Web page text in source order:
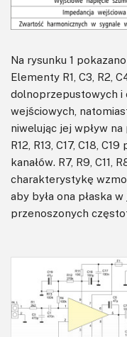
Na rysunku 1
Elementy R1, C3, R2,
dolnoprzepustowych i
wejściowych, natomiast
niwelując jej wpływ na
R12, R13, C17, C18,
kanałów. R7, R9, C11,
charakterystykę
aby była ona płaska
przenoszonych